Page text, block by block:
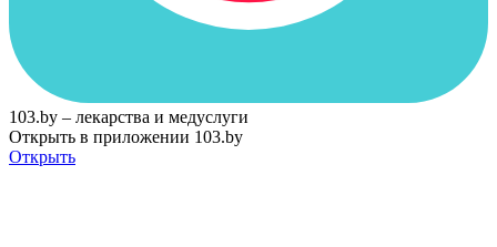
103.by – лекарства и медуслуги
Открыть в приложении 103.by
Открыть